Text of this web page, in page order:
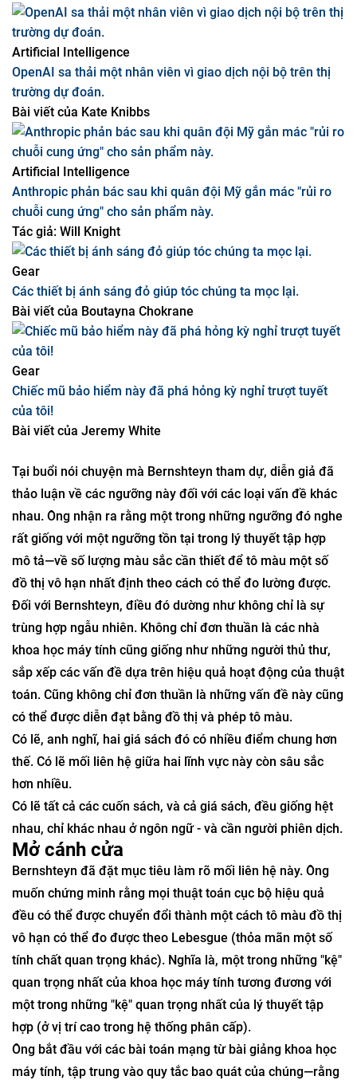
đều cực kỳ kém hiệu quả, nhưng có thể tìm thấy một thuật
toán cục bộ rất hiệu quả nếu được phép sử dụng ba màu.
Phổ biến nhất
Artificial Intelligence
OpenAI sa thải một nhân viên vì giao dịch nội bộ trên thị
trường dự đoán.
Bài viết củaKate Knibbs
Artificial Intelligence
Anthropic phản bác sau khi quân đội Mỹ gắn mác "rủi ro
chuỗi cung ứng" cho sản phẩm này.
Tác giả: Will Knight
Gear
Các thiết bị ánh sáng đỏ giúp tóc chúng ta mọc lại.
Bài viết củaBoutayna Chokrane
Chiếc mũ bảo hiểm này đã phá hỏng kỳ nghỉ trượt tuyết
của tôi!
Bài viết củaJeremy White
Tại buổi nói chuyện mà Bernshteyn tham dự, diễn giả đã
thảo luận về các ngưỡng này đối với các loại vấn đề khác
nhau. Ông nhận ra rằng một trong những ngưỡng đó nghe
rất giống với một ngưỡng tồn tại trong lý thuyết tập hợp
mô tả—về số lượng màu sắc cần thiết để tô màu một số
đồ thị vô hạn nhất định theo cách có thể đo lường được.
Đối với Bernshteyn, điều đó dường như không chỉ là sự
trùng hợp ngẫu nhiên. Không chỉ đơn thuần là các nhà
khoa học máy tính cũng giống như những người thủ thư,
sắp xếp các vấn đề dựa trên hiệu quả hoạt động của thuật
toán. Cũng không chỉ đơn thuần là những vấn đề này cũng
có thể được diễn đạt bằng đồ thị và phép tô màu.
Có lẽ, anh nghĩ, hai giá sách đó có nhiều điểm chung hơn
thế. Có lẽ mối liên hệ giữa hai lĩnh vực này còn sâu sắc
hơn nhiều.
Có lẽ tất cả các cuốn sách, và cả giá sách, đều giống hệt
nhau, chỉ khác nhau ở ngôn ngữ - và cần người phiên dịch.
Mở cánh cửa
Bernshteyn đã đặt mục tiêu làm rõ mối liên hệ này. Ông
muốn chứng minh rằng mọi thuật toán cục bộ hiệu quả
đều có thể được chuyển đổi thành một cách tô màu đồ thị
vô hạn có thể đo được theo Lebesgue (thỏa mãn một số
tính chất quan trọng khác). Nghĩa là, một trong những "kệ"
quan trọng nhất của khoa học máy tính tương đương với